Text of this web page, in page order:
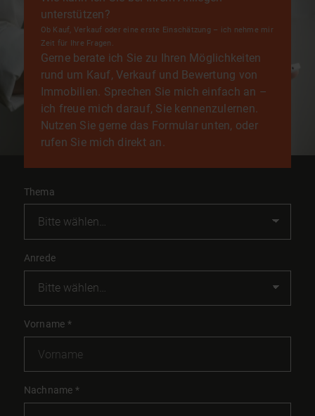
unterstützen?
Ob Kauf, Verkauf oder eine erste Einschätzung – ich nehme mir
Zeit für Ihre Fragen.
Gerne berate ich Sie zu Ihren Möglichkeiten
rund um Kauf, Verkauf und Bewertung von
Immobilien. Sprechen Sie mich einfach an –
ich freue mich darauf, Sie kennenzulernen.
Nutzen Sie gerne das Formular unten, oder
rufen Sie mich direkt an.
Thema
Anrede
Vorname *
Nachname *